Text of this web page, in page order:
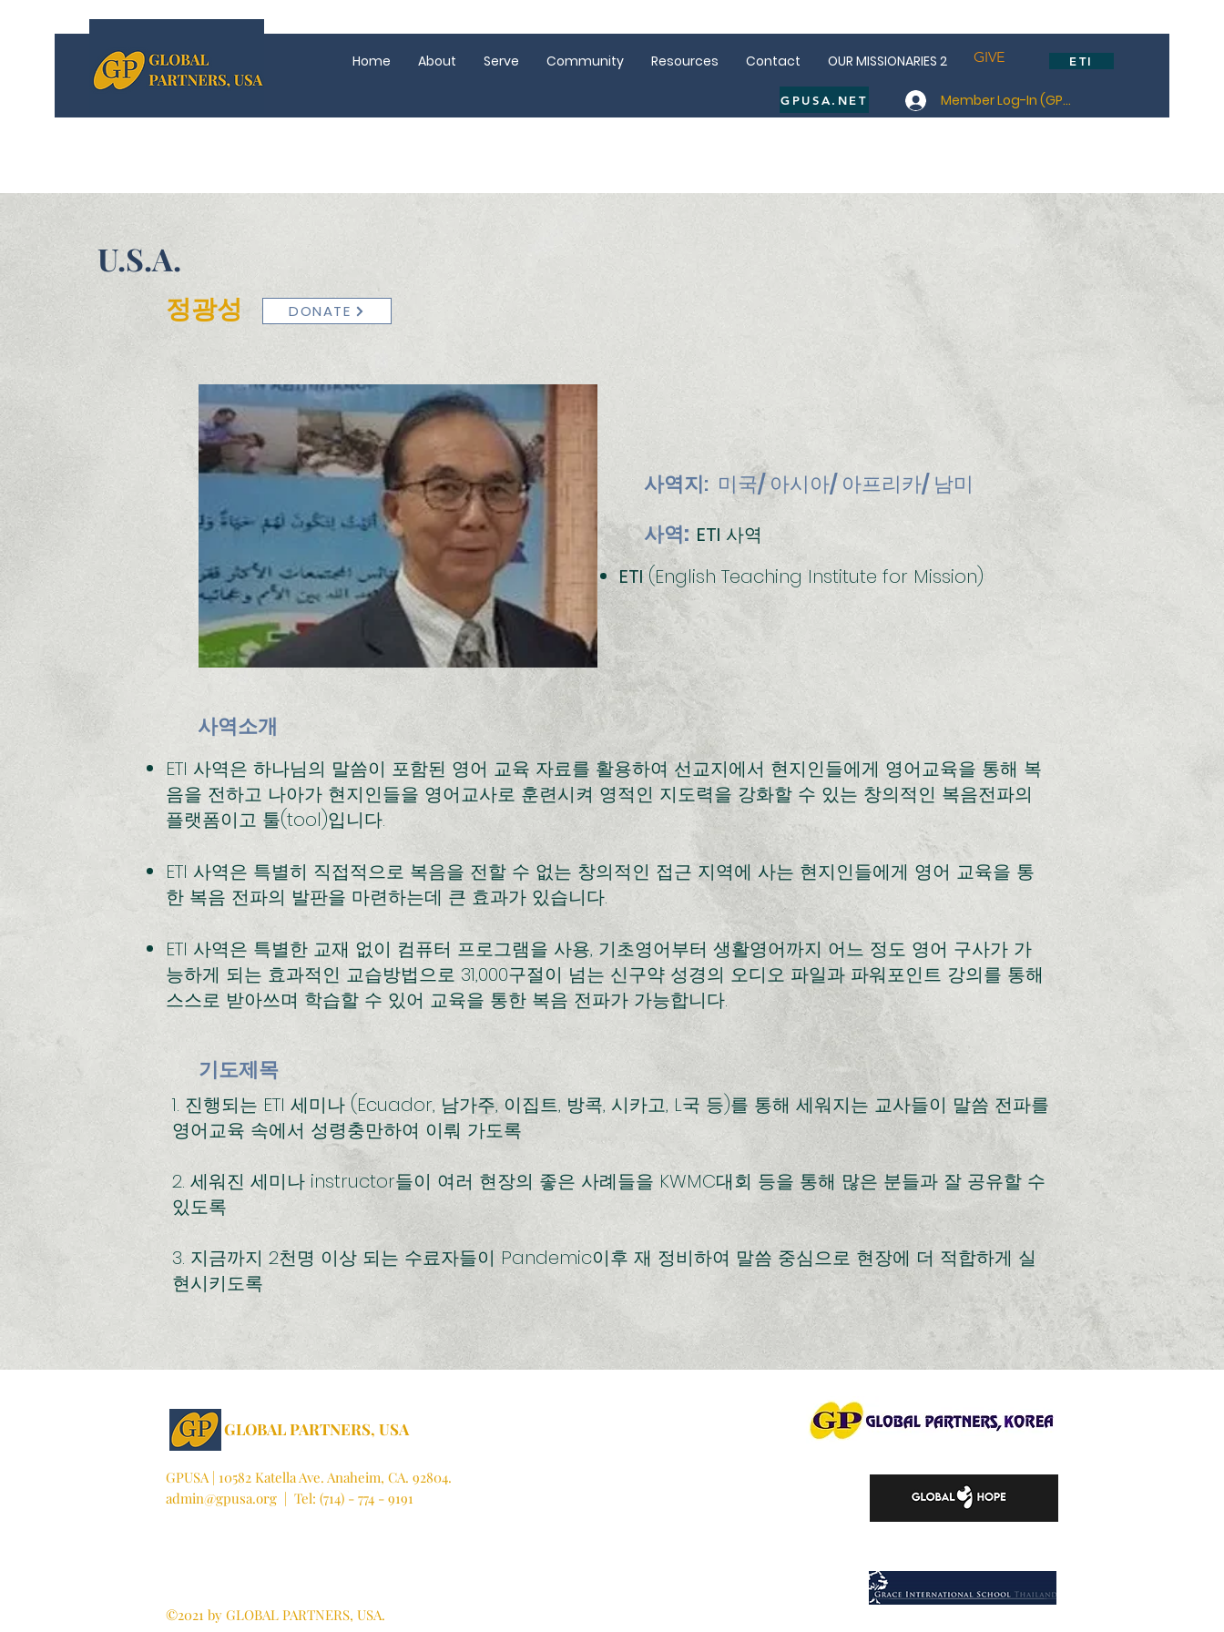
Home About Serve Community Resources Contact OUR MISSIONARIES 2 GIVE ETI
GPUSA.NET Member Log-In (GP-USA members only)
U.S.A.
정광성 DONATE
사역지: 미국/ 아시아/ 아프리카/ 남미
사역:ETI 사역
ETI(English Teaching Institute for Mission)
사역소개
ETI 사역은 하나님의 말씀이 포함된 영어 교육 자료를 활용하여 선교지에서 현지인들에게 영어교육을 통해 복
음을 전하고 나아가 현지인들을 영어교사로 훈련시켜 영적인 지도력을 강화할 수 있는 창의적인 복음전파의
플랫폼이고 툴(tool)입니다.
ETI 사역은 특별히 직접적으로 복음을 전할 수 없는 창의적인 접근 지역에 사는 현지인들에게 영어 교육을 통
한 복음 전파의 발판을 마련하는데 큰 효과가 있습니다.
ETI 사역은 특별한 교재 없이 컴퓨터 프로그램을 사용, 기초영어부터 생활영어까지 어느 정도 영어 구사가 가
능하게 되는 효과적인 교습방법으로 31,000구절이 넘는 신구약 성경의 오디오 파일과 파워포인트 강의를 통해
스스로 받아쓰며 학습할 수 있어 교육을 통한 복음 전파가 가능합니다.
기도제목
1. 진행되는 ETI 세미나 (Ecuador, 남가주, 이집트, 방콕, 시카고, L국 등)를 통해 세워지는 교사들이 말씀 전파를
영어교육 속에서 성령충만하여 이뤄 가도록
2. 세워진 세미나 instructor들이 여러 현장의 좋은 사례들을 KWMC대회 등을 통해 많은 분들과 잘 공유할 수
있도록
3. 지금까지 2천명 이상 되는 수료자들이 Pandemic이후 재 정비하여 말씀 중심으로 현장에 더 적합하게 실
현시키도록
GLOBAL PARTNERS, USA
GPUSA | 10582 Katella Ave. Anaheim, CA. 92804.
admin@gpusa.org | Tel: (714) - 774 - 9191
©2021 by GLOBAL PARTNERS, USA.